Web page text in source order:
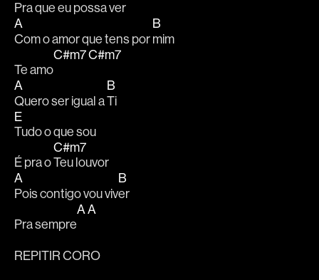
Pra que eu possa ver
A
Com o amor que tens por
B
mim
Te amo
C#m7C#m7
A
Quero ser igual a
B
Ti
E
Tudo o que sou
É pra o
C#m7
Teu louvor
A
Pois contigo vou viv
B
er
Pra sempre
AA
REPITIR CORO